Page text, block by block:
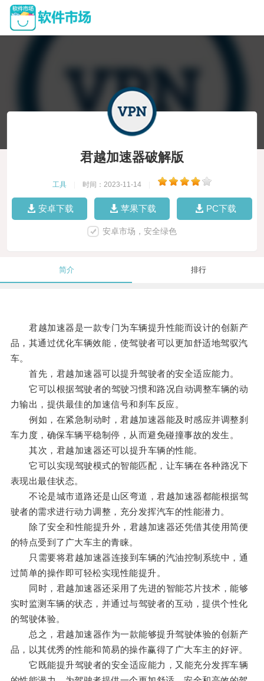
君越加速器破解版
工具 时间：2023-11-14
安卓下载 苹果下载 PC下载
安卓市场，安全绿色
简介 排行
君越加速器是一款专门为车辆提升性能而设计的创新产
品，其通过优化车辆效能，使驾驶者可以更加舒适地驾驭汽
车。
首先，君越加速器可以提升驾驶者的安全适应能力。
它可以根据驾驶者的驾驶习惯和路况自动调整车辆的动
力输出，提供最佳的加速信号和刹车反应。
例如，在紧急制动时，君越加速器能及时感应并调整刹
车力度，确保车辆平稳制停，从而避免碰撞事故的发生。
其次，君越加速器还可以提升车辆的性能。
它可以实现驾驶模式的智能匹配，让车辆在各种路况下
表现出最佳状态。
不论是城市道路还是山区弯道，君越加速器都能根据驾
驶者的需求进行动力调整，充分发挥汽车的性能潜力。
除了安全和性能提升外，君越加速器还凭借其使用简便
的特点受到了广大车主的青睐。
只需要将君越加速器连接到车辆的汽油控制系统中，通
过简单的操作即可轻松实现性能提升。
同时，君越加速器还采用了先进的智能芯片技术，能够
实时监测车辆的状态，并通过与驾驶者的互动，提供个性化
的驾驶体验。
总之，君越加速器作为一款能够提升驾驶体验的创新产
品，以其优秀的性能和简易的操作赢得了广大车主的好评。
它既能提升驾驶者的安全适应能力，又能充分发挥车辆